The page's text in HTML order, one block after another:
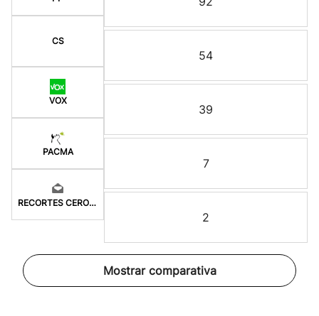
CS
VOX
PACMA
RECORTES CERO-GV
54
39
7
2
Mostrar comparativa